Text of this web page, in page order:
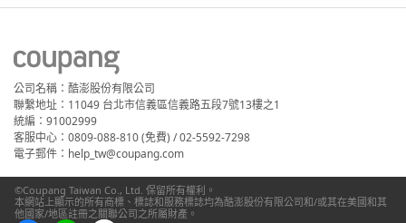
公司名稱：酷澎股份有限公司
聯繫地址：11049 台北市信義區信義路五段7號13樓之1
統編：91002999
客服中心：0809-088-810 (免費) / 02-5592-7298
電子郵件：help_tw@coupang.com
©Coupang Taiwan Co., Ltd. 保留所有權利。
本網站上顯示的所有商標、標誌和服務標誌均為酷澎股份有限公司和/或其在美國和其
他國家/地區註冊之關聯公司之所屬財產。